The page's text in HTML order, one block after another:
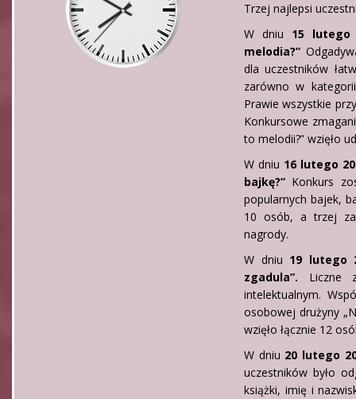
Trzej najlepsi
W dniu 15
melodia?”
dla uczestników
zarówno w
Prawie wszystkie
Konkursowe
to melodii?” wzięło
W dniu 16 lutego
bajkę?” Konkurs
popularnych bajek,
10 osób, a trzej
nagrody.
W dniu 19 lutego
zgadula”. Liczne
intelektualnym.
osobowej drużyny
wzięło łącznie 12
W dniu 20 lutego
uczestników było
książki, imię i